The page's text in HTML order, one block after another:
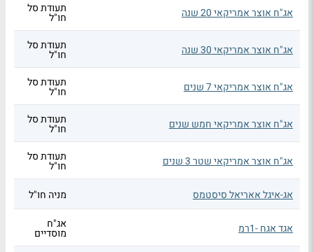
אג"ח אוצר אמריקאי 20 שנה תעודת סל
חו"ל
אג"ח אוצר אמריקאי 30 שנה תעודת סל
חו"ל
אג"ח אוצר אמריקאי 7 שנים תעודת סל
חו"ל
אג"ח אוצר אמריקאי חמש שנים תעודת סל
חו"ל
אג"ח אוצר אמריקאי שטר 3 שנים תעודת סל
חו"ל
אג-איגל אאריאל סיסטמס
מניה חו"ל
אגד אגח -1רמ אג"ח
מוסדיים